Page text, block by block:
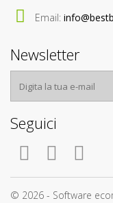
© 2026 - Software
Email:
Newsletter
Seguici